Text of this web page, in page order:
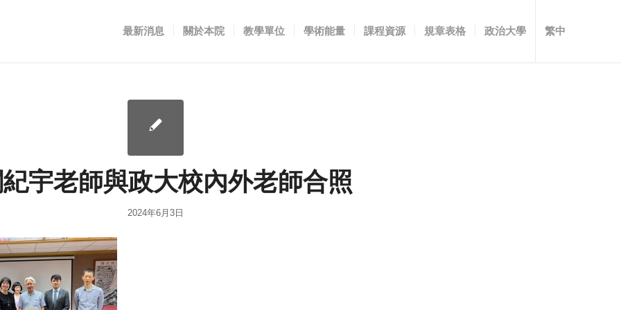
最新消息 關於本院 教學單位 學術能量 課程資源 規章表格 政治大學 繁中
宇老師與政大校內外老師合照
2024年6月3日